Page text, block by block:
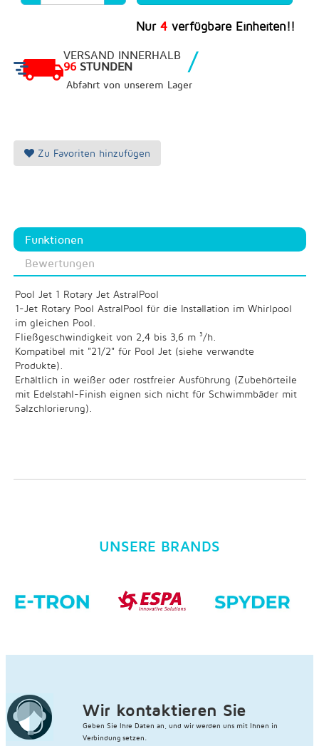
Nur 4verfügbare Einheiten!!
VERSAND INNERHALB
96 STUNDEN /
Abfahrt von unserem Lager
Zu Favoriten hinzufügen
Funktionen
Bewertungen
Pool Jet 1 Rotary Jet AstralPool
1-Jet Rotary Pool AstralPool für die Installation im Whirlpool
im gleichen Pool.
Fließgeschwindigkeit von 2,4 bis 3,6 m ³/h.
Kompatibel mit "21/2" für Pool Jet (siehe verwandte
Produkte).
Erhältlich in weißer oder rostfreier Ausführung (Zubehörteile
mit Edelstahl-Finish eignen sich nicht für Schwimmbäder mit
Salzchlorierung).
UNSERE BRANDS
Wir kontaktieren Sie
Geben Sie Ihre Daten an, und wir werden uns mit Ihnen in
Verbindung setzen.